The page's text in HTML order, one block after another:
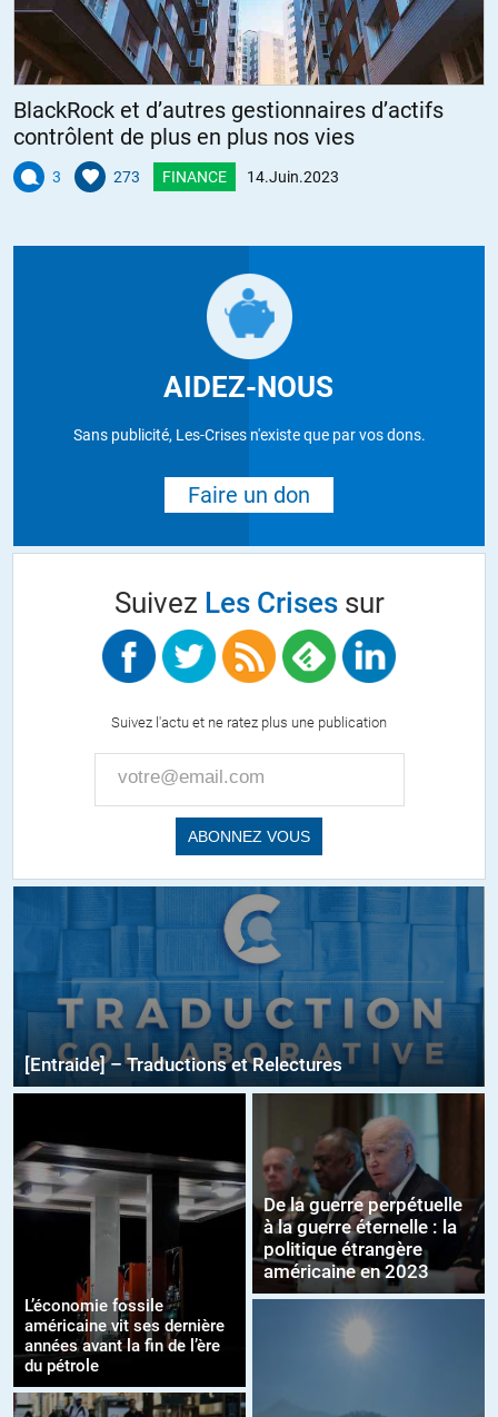
BlackRock et d’autres gestionnaires d’actifs
contrôlent de plus en plus nos vies
3 273 FINANCE 14.Juin.2023
AIDEZ-NOUS
Sans publicité, Les-Crises n'existe que par vos dons.
Faire un don
Suivez Les Crisessur
Suivez l'actu et ne ratez plus une publication
[Entraide] – Traductions et Relectures
L’économie fossile
américaine vit ses dernière
années avant la fin de l’ère
du pétrole
De la guerre perpétuelle
à la guerre éternelle : la
politique étrangère
américaine en 2023